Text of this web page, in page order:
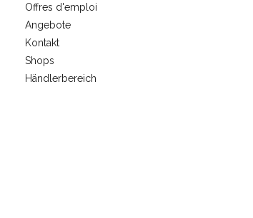
Offres d'emploi
Angebote
Kontakt
Shops
Händlerbereich